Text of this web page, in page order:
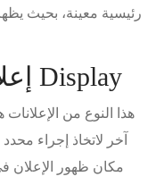
رئيسية معينة، بحيث
إعلان مع شركاء جوجل Display
هذا النوع من
آخر لاتخاذ إجراء
مكان ظهور الإعلان